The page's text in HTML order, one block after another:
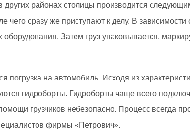
других районах столицы производится
чего сразу же приступают к делу. В
оборудования. Затем груз упаковывается,
погрузка на автомобиль. Исходя из
гидроборты. Гидроборты чаще всего
грузчиков небезопасно. Процесс всегда
фирмы «Петрович».